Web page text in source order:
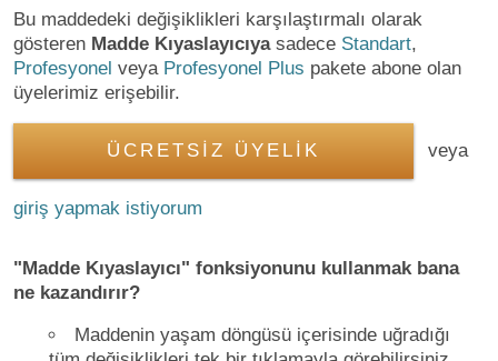
Bu maddedeki değişiklikleri karşılaştırmalı olarak
gösteren Madde Kıyaslayıcıyasadece Standart,
Profesyonel veya Profesyonel Plus pakete abone olan
üyelerimiz erişebilir.
ÜCRETSİZ ÜYELİK veya
giriş yapmak istiyorum
"Madde Kıyaslayıcı" fonksiyonunu kullanmak bana
ne kazandırır?
Maddenin yaşam döngüsü içerisinde uğradığı